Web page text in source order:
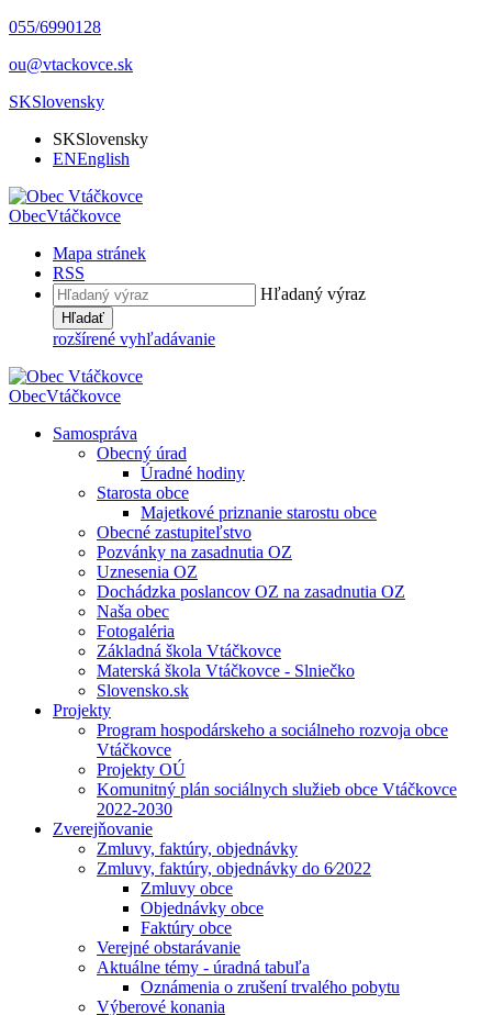
055/6990128
ou@vtackovce.sk
SKSlovensky
SKSlovensky
ENEnglish
ObecVtáčkovce
Mapa stránek
RSS
Hľadaný výraz
Hľadať
rozšírené vyhľadávanie
ObecVtáčkovce
Samospráva
Obecný úrad
Úradné hodiny
Starosta obce
Majetkové priznanie starostu obce
Obecné zastupiteľstvo
Pozvánky na zasadnutia OZ
Uznesenia OZ
Dochádzka poslancov OZ na zasadnutia OZ
Naša obec
Fotogaléria
Základná škola Vtáčkovce
Materská škola Vtáčkovce - Slniečko
Slovensko.sk
Projekty
Program hospodárskeho a sociálneho rozvoja obce
Vtáčkovce
Projekty OÚ
Komunitný plán sociálnych služieb obce Vtáčkovce
2022-2030
Zverejňovanie
Zmluvy, faktúry, objednávky
Zmluvy, faktúry, objednávky do 6⁄2022
Zmluvy obce
Objednávky obce
Faktúry obce
Verejné obstarávanie
Aktuálne témy - úradná tabuľa
Oznámenia o zrušení trvalého pobytu
Výberové konania